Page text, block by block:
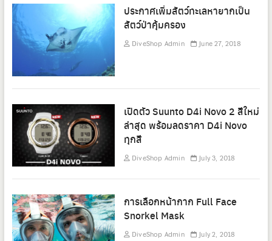
ประกาศเพิ่มสัตว์ทะเลหายากเป็น
สัตว์ป่าคุ้มครอง
DiveShop Admin June 27, 2018
เปิดตัว Suunto D4i Novo 2 สีใหม่
ล่าสุด พร้อมลดราคา D4i Novo
ทุกสี
DiveShop Admin July 3, 2018
การเลือกหน้ากาก Full Face
Snorkel Mask
DiveShop Admin July 2, 2018